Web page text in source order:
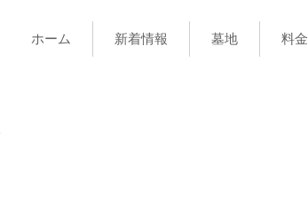
ホーム 新着情報 墓地 料金